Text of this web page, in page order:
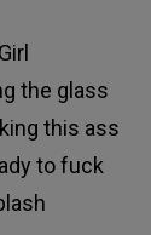
the glass
this ass
to fuck